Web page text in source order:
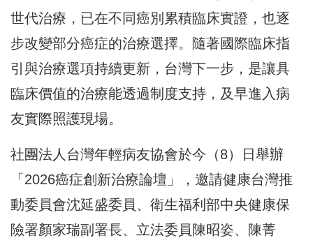
世代治療，已在不同癌別累積臨床實證，也逐
步改變部分癌症的治療選擇。隨著國際臨床指
引與治療選項持續更新，台灣下一步，是讓具
臨床價值的治療能透過制度支持，及早進入病
友實際照護現場。
社團法人台灣年輕病友協會於今（8）日舉辦
「2026癌症創新治療論壇」，邀請健康台灣推
動委員會沈延盛委員、衛生福利部中央健康保
險署顏家瑞副署長、立法委員陳昭姿、陳菁